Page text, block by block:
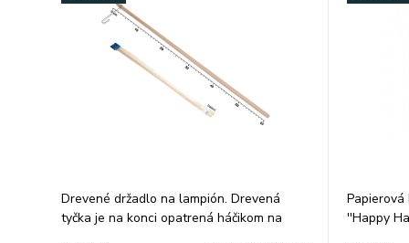
Drevené držadlo na lampión. Drevená
tyčka je na konci opatrená háčikom na
''Happy